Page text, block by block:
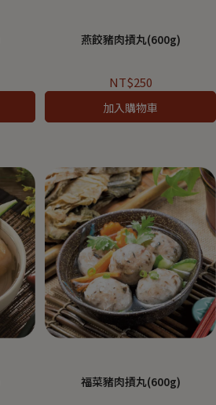
燕餃豬肉摃丸(600g)
NT$250
加入購物車
福菜豬肉摃丸(600g)